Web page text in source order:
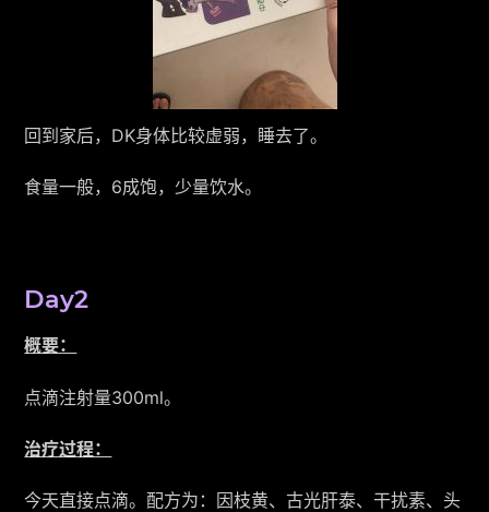
回到家后，DK身体比较虚弱，睡去了。
食量一般，6成饱，少量饮水。
Day2
概要：
点滴注射量300ml。
治疗过程：
今天直接点滴。配方为：因枝黄、古光肝泰、干扰素、头